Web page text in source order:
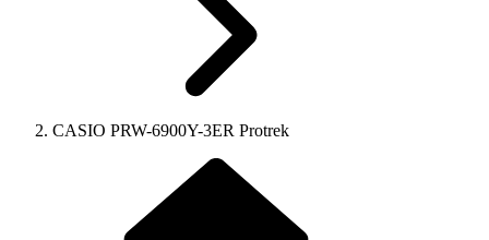
CASIO PRW-6900Y-3ER Protrek